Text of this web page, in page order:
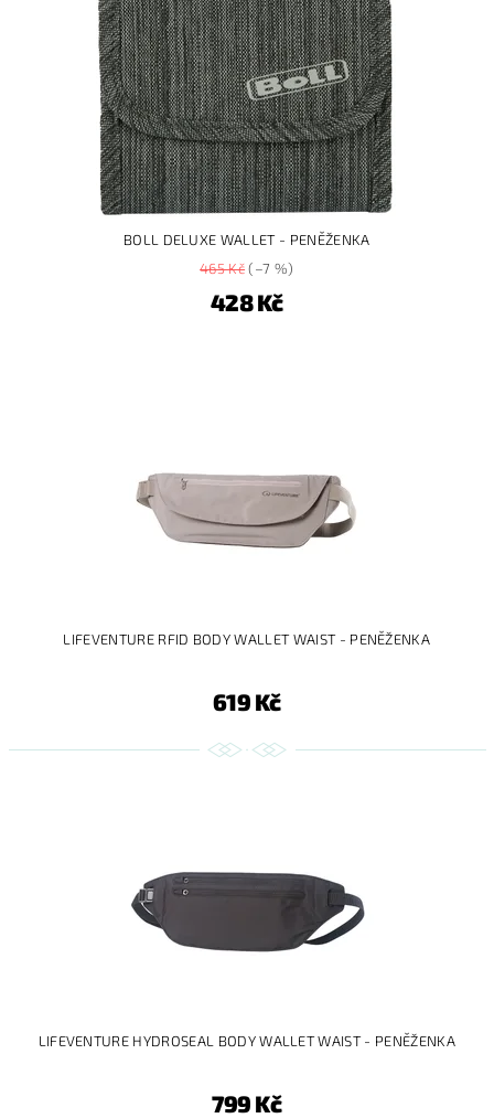
BOLL DELUXE WALLET - PENĚŽENKA
465 Kč(–7 %)
428 Kč
LIFEVENTURE RFID BODY WALLET WAIST - PENĚŽENKA
619 Kč
LIFEVENTURE HYDROSEAL BODY WALLET WAIST - PENĚŽENKA
799 Kč